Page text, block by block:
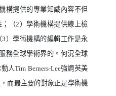
構提供的專業知識內容不但
；（2）學術機構提供線上檢
3）學術機構的編輯工作是永
務全球學術界的。何況全球
人Tim Berners-Lee強調英美
而最主要的對象正是學術機